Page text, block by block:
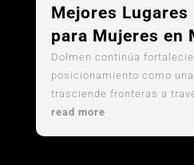
Mejores Lugares
para Mujeres en
Dolmen continúa
posicionamiento como
trasciende fronteras a
read more